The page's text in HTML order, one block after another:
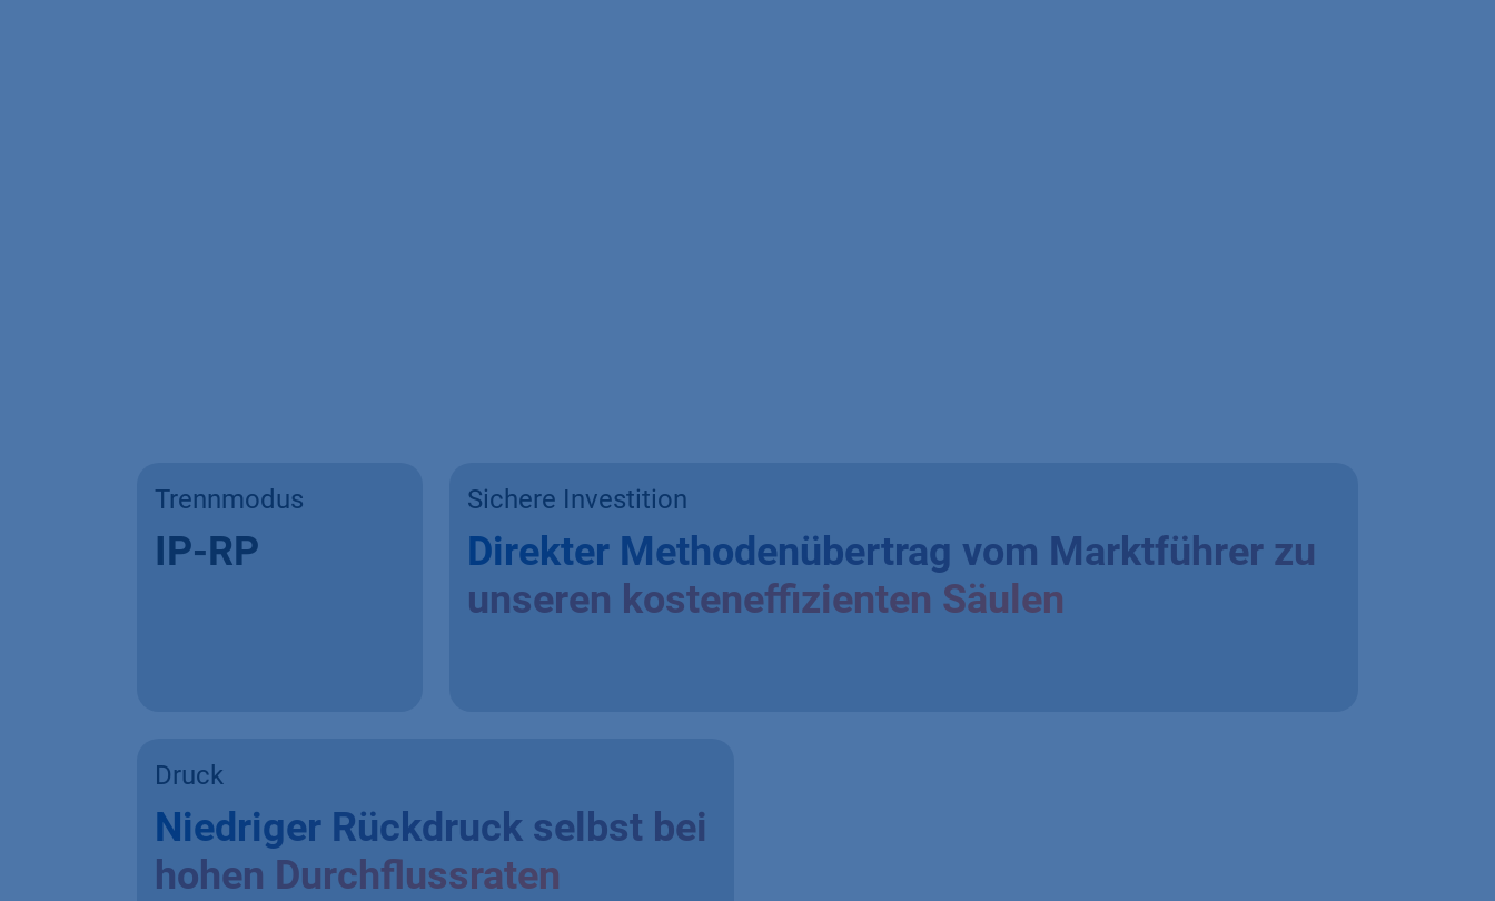
Sichere Investition
Direkter Methodenübertrag vom Marktführer zu
unseren kosteneffizienten Säulen
Trennmodus
IP-RP
Druck
Niedriger Rückdruck selbst bei
hohen Durchflussraten